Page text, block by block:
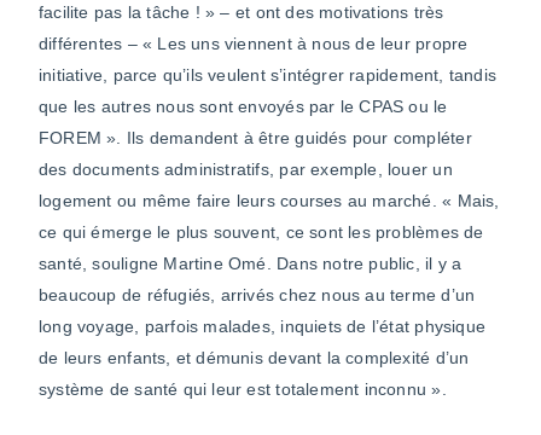
facilite pas la tâche ! » – et ont des motivations très
différentes – « Les uns viennent à nous de leur propre
initiative, parce qu’ils veulent s’intégrer rapidement, tandis
que les autres nous sont envoyés par le CPAS ou le
FOREM ». Ils demandent à être guidés pour compléter
des documents administratifs, par exemple, louer un
logement ou même faire leurs courses au marché. « Mais,
ce qui émerge le plus souvent, ce sont les problèmes de
santé, souligne Martine Omé. Dans notre public, il y a
beaucoup de réfugiés, arrivés chez nous au terme d’un
long voyage, parfois malades, inquiets de l’état physique
de leurs enfants, et démunis devant la complexité d’un
système de santé qui leur est totalement inconnu ».